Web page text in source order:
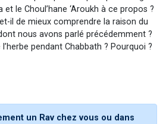
et le Choul’hane ‘Aroukh à ce propos ?
il de mieux comprendre la raison du
nous avons parlé précédemment ?
pendant Chabbath ? Pourquoi ?
un Rav chez vous ou dans